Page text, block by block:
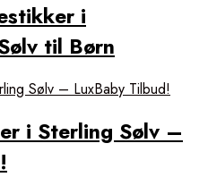
i
til Børn
i Sterling Sølv –